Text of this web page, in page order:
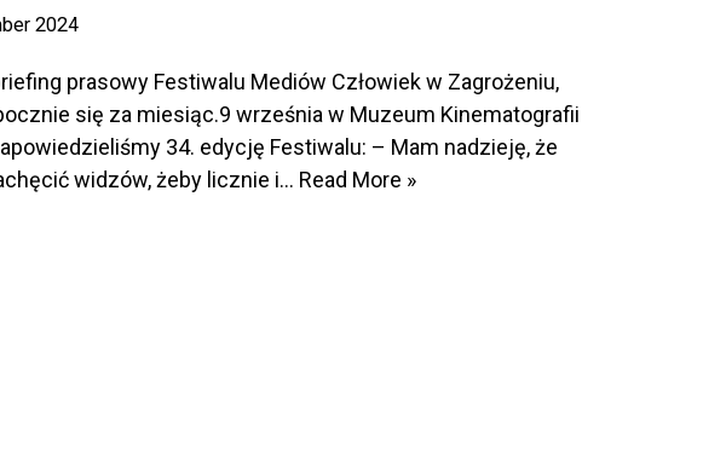
2024
prasowy Festiwalu Mediów Człowiek w Zagrożeniu,
się za miesiąc.9 września w Muzeum Kinematografii
34. edycję Festiwalu: – Mam nadzieję, że
widzów, żeby licznie i… Read More »